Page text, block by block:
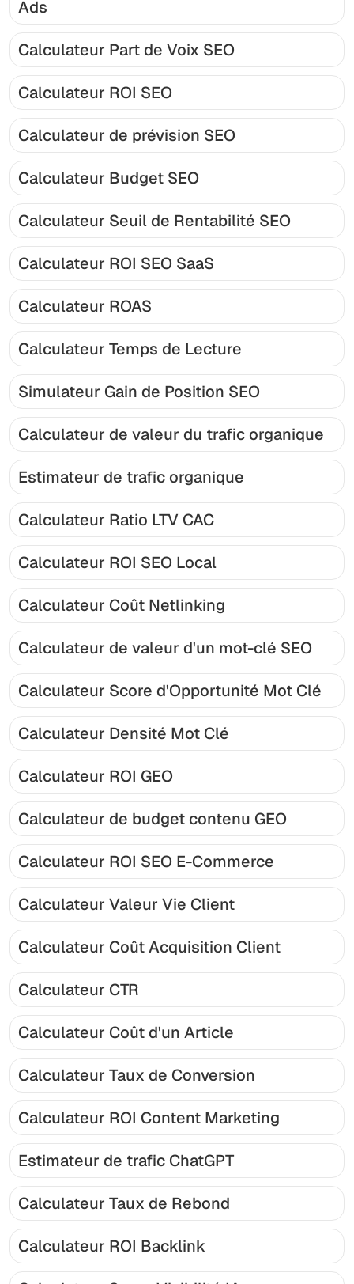
Ads
Calculateur Part de Voix SEO
Calculateur ROI SEO
Calculateur de prévision SEO
Calculateur Budget SEO
Calculateur Seuil de Rentabilité SEO
Calculateur ROI SEO SaaS
Calculateur ROAS
Calculateur Temps de Lecture
Simulateur Gain de Position SEO
Calculateur de valeur du trafic organique
Estimateur de trafic organique
Calculateur Ratio LTV CAC
Calculateur ROI SEO Local
Calculateur Coût Netlinking
Calculateur de valeur d'un mot-clé SEO
Calculateur Score d'Opportunité Mot Clé
Calculateur Densité Mot Clé
Calculateur ROI GEO
Calculateur de budget contenu GEO
Calculateur ROI SEO E-Commerce
Calculateur Valeur Vie Client
Calculateur Coût Acquisition Client
Calculateur CTR
Calculateur Coût d'un Article
Calculateur Taux de Conversion
Calculateur ROI Content Marketing
Estimateur de trafic ChatGPT
Calculateur Taux de Rebond
Calculateur ROI Backlink